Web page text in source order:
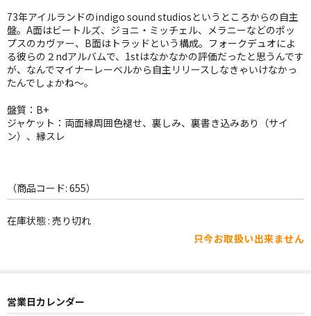
JAZZ-JP
JAZZ-VOCAL
J-POP
FOLK,SSW
その他
7INC
Webのみ no.2
73年アイルランドのindigo sound studiosというところからの自主
盤。A面はビートルズ、ジョニ・ミッチェル、メラニーなどのポッ
プスのカヴァー、B面はトラッドという構成。フォークデュオによ
る彼らの２ndアルバムで、1stはなかなかの評価だったと思うんです
が、なんでマイナーレーベルから自主リリースしなきゃいけなかっ
たんでしょかね〜。
盤質：B+
ジャケット：両面縁周囲色褪せ、裏しみ、裏書き込みあり（サイ
ン）、縁スレ
（商品コード: 655）
在庫状態 : 売り切れ
只今お取扱い出来ません
営業日カレンダー